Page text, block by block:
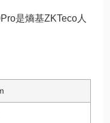
是熵基ZKTeco人